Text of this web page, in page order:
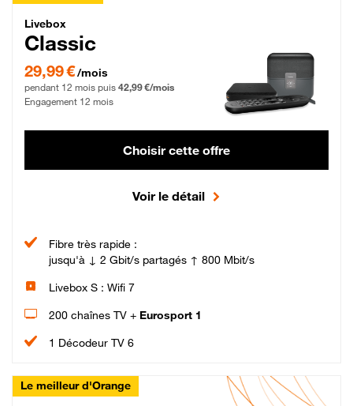
Livebox Classic Fibre
Livebox
Classic
29,99 € par mois pendant 12 mois puis 42,99 € par mois, Engagement 12 mois
29,99 €/mois
pendant 12 mois puis 42,99 €/mois
Engagement 12 mois
Choisir cette offre
Voir le détail
Fibre très rapide :
jusqu'à ↓ 2 Gbit/s partagés ↑ 800 Mbit/s
Livebox S : Wifi 7
200 chaînes TV + Eurosport 1
1 Décodeur TV 6
Le meilleur d'Orange